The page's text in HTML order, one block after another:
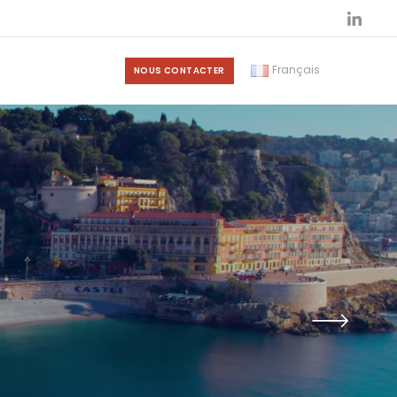
NOUS CONTACTER Français